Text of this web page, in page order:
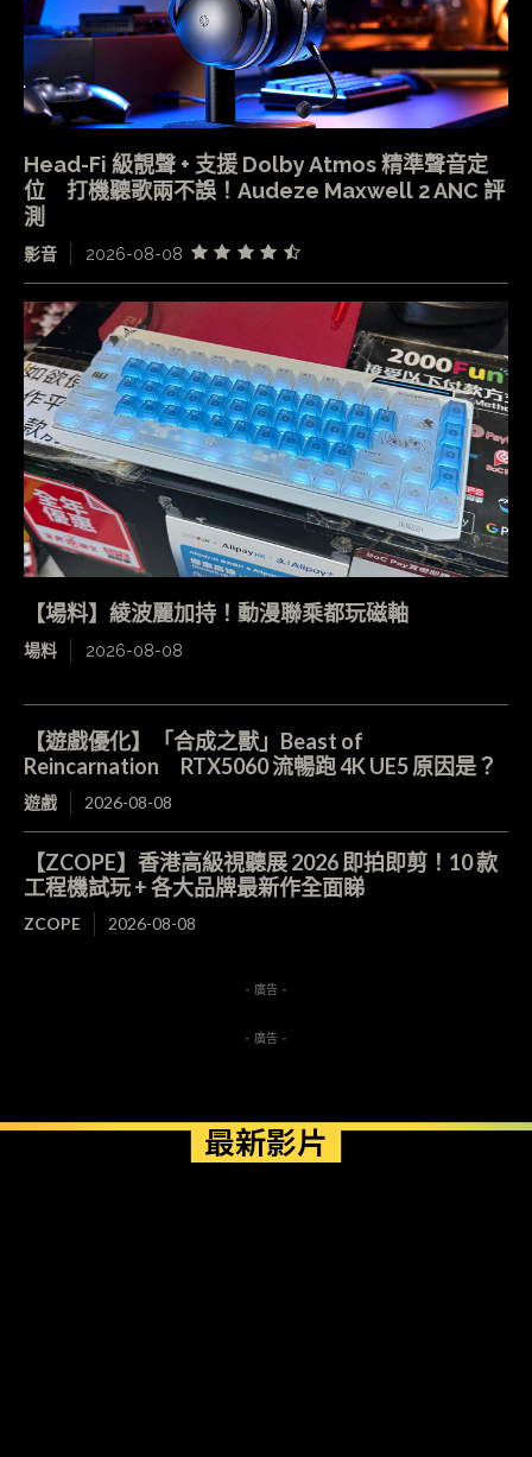
Head-Fi 級靚聲 + 支援 Dolby Atmos 精準聲音定
位 打機聽歌兩不誤！Audeze Maxwell 2 ANC 評
測
影音 2026-08-08
【場料】綾波麗加持！動漫聯乘都玩磁軸
場料 2026-08-08
【遊戲優化】「合成之獸」Beast of
Reincarnation RTX5060 流暢跑 4K UE5 原因是？
遊戲 2026-08-08
【ZCOPE】香港高級視聽展 2026 即拍即剪！10 款
工程機試玩 + 各大品牌最新作全面睇
ZCOPE 2026-08-08
- 廣告 -
- 廣告 -
最新影片